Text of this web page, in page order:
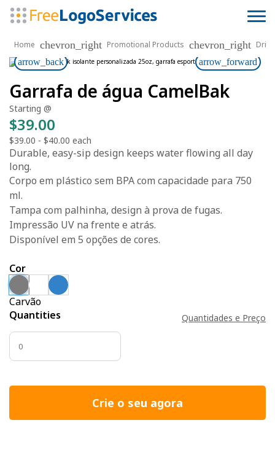
Home chevron_right Promotional Products chevron_right
arrow_back
arrow_forward
Garrafa de água CamelBak
Starting @
$39.00
$39.00 - $40.00 each
Durable, easy-sip design keeps water flowing all day
long.
Corpo em plástico sem BPA com capacidade para 750
ml.
Tampa com palhinha, design à prova de fugas.
Impressão UV na frente e atrás.
Disponível em 5 opções de cores.
Cor
Carvão
Quantities
Quantidades e Preço
Crie o seu agora